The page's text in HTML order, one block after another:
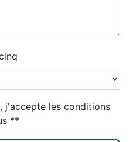
j'accepte les conditions
**